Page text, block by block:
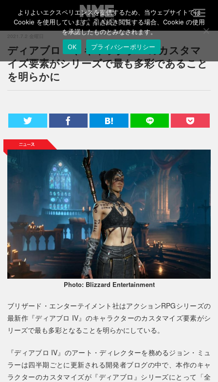
T
o
g
l
e
n
a
n
2021.7.2 金曜日
ディアブロ IV、キャラクターのカスタマ
イズ要素がシリーズで最も多彩であること
を明らかに
Photo: Blizzard Entertainment
ブリザード・エンターテイメント社はアクションRPGシリーズの
最新作『ディアブロ IV』のキャラクターのカスタマイズ要素がシ
リーズで最も多彩となることを明らかにしている。
『ディアブロ IV』のアート・ディレクターを務めるジョン・ミュ
ラーは四半期ごとに更新される開発者ブログの中で、本作のキャ
ラクターのカスタマイズが『ディアブロ』シリーズにとって「全
よりよいエクスペリエンスを提供するため、当ウェブサイトでは
Cookie を使用しています。引き続き閲覧する場合、Cookie の使用
を承諾したものとみなされます。
OK
プライバシーポリシー